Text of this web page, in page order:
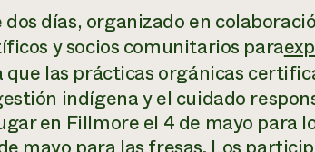
días, organizado en
y socios comunitarios para
que las prácticas orgánicas
indígena y el cuidado
en Fillmore el 4 de mayo para